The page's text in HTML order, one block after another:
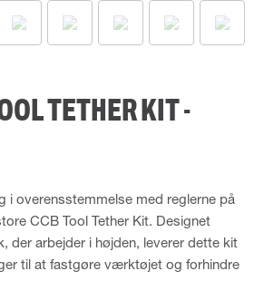
TETHER KIT -
i overensstemmelse med reglerne på
CCB Tool Tether Kit. Designet
der arbejder i højden, leverer dette kit
til at fastgøre værktøjet og forhindre